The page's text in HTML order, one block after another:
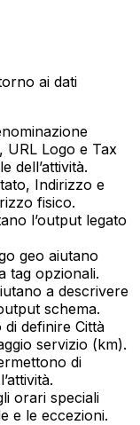
ai dati
, URL Logo e Tax
dell’attività.
, Indirizzo e
fisico.
l’output legato
geo aiutano
tag opzionali.
a descrivere
schema.
di definire Città
servizio (km).
di
orari speciali
e le eccezioni.